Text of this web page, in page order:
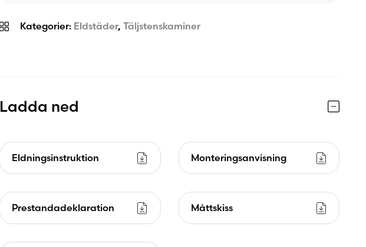
Kategorier: Eldstäder, Täljstenskaminer
Ladda ned
Eldningsinstruktion Monteringsanvisning
Prestandadeklaration Måttskiss